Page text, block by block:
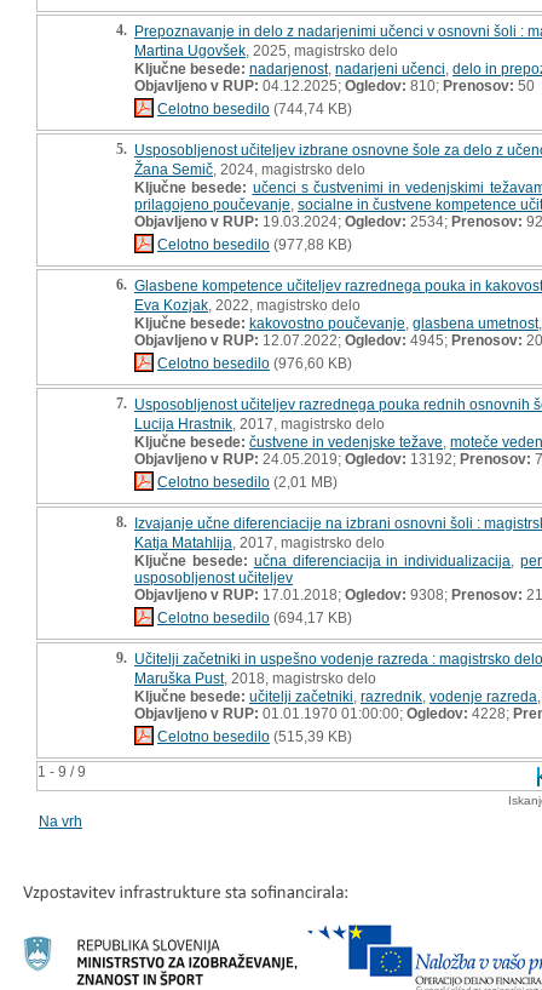
1 - 9 / 9
4. Prepoznavanje in delo z nadarjenimi učenci v osnovni šoli :
Martina Ugovšek , 2025, magistrsko delo
Ključne besede: nadarjenost, nadarjeni učenci delo in
Objavljeno v RUP: 04.12.2025; Ogledov: 810; Prenosov: 50
Celotno besedilo (744,74 KB)
5. Usposobljenost učiteljev izbrane osnovne šole za delo z
Žana Semič , 2024, magistrsko delo
Ključne besede: učenci s čustvenimi in vedenjskimi
prilagojeno poučevanje socialne in čustvene kompetence
Objavljeno v RUP: 19.03.2024; Ogledov: 2534; Prenosov: 92
Celotno besedilo (977,88 KB)
6. Glasbene kompetence učiteljev razrednega pouka in
Eva Kozjak , 2022, magistrsko delo
Ključne besede: kakovostno poučevanje glasbena umetnost
Objavljeno v RUP: 12.07.2022; Ogledov: 4945; Prenosov:
Celotno besedilo (976,60 KB)
7. Usposobljenost učiteljev razrednega pouka rednih osnovnih
Lucija Hrastnik , 2017, magistrsko delo
Ključne besede: čustvene in vedenjske težave moteče
Objavljeno v RUP: 24.05.2019; Ogledov: 13192; Prenosov:
Celotno besedilo (2,01 MB)
8. Izvajanje učne diferenciacije na izbrani osnovni šoli :
Katja Matahlija , 2017, magistrsko delo
Ključne besede: učna diferenciacija in individualizacija ,
usposobljenost učiteljev
Objavljeno v RUP: 17.01.2018; Ogledov: 9308; Prenosov:
Celotno besedilo (694,17 KB)
9. Učitelji začetniki in uspešno vodenje razreda : magistrsko delo
Maruška Pust, 2018, magistrsko delo
Ključne besede: učitelji začetniki razrednik vodenje razreda
Objavljeno v RUP: 01.01.1970 01:00:00; Ogledov: 4228;
Celotno besedilo (515,39 KB)
Na vrh